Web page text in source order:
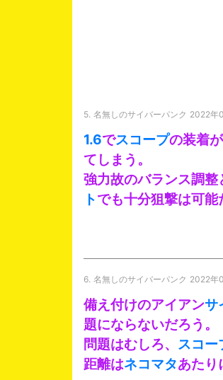
5. 名無しのサイバーパンク 2022年
1.6でスコープの装着
てしまう。
強力故のバランス調整
トでも十分狙撃は可能
6. 名無しのサイバーパンク 2022年
備え付けのアイアンサ
題にならないだろう。
問題はむしろ、 スコー
距離はネコマタあたり